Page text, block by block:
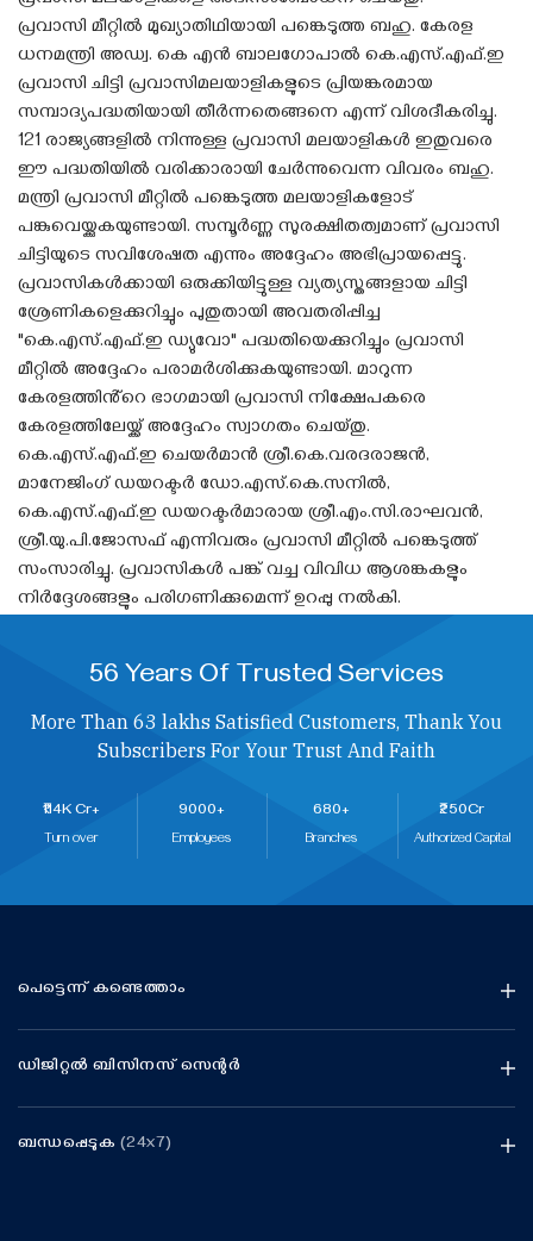
പ്രവാസി മീറ്റിൽ മുഖ്യാതിഥിയായി പങ്കെടുത്ത ബഹു. കേരള
ധനമന്ത്രി അഡ്വ. കെ എൻ ബാലഗോപാൽ കെ.എസ്.എഫ്.ഇ
പ്രവാസി ചിട്ടി പ്രവാസിമലയാളികളുടെ പ്രിയങ്കരമായ
സമ്പാദ്യപദ്ധതിയായി തീർന്നതെങ്ങനെ എന്ന് വിശദീകരിച്ചു.
121 രാജ്യങ്ങളിൽ നിന്നുള്ള പ്രവാസി മലയാളികൾ ഇതുവരെ
ഈ പദ്ധതിയിൽ വരിക്കാരായി ചേർന്നുവെന്ന വിവരം ബഹു.
മന്ത്രി പ്രവാസി മീറ്റിൽ പങ്കെടുത്ത മലയാളികളോട്
പങ്കുവെയ്ക്കുകയുണ്ടായി. സമ്പൂർണ്ണ സുരക്ഷിതത്വമാണ് പ്രവാസി
ചിട്ടിയുടെ സവിശേഷത എന്നും അദ്ദേഹം അഭിപ്രായപ്പെട്ടു.
പ്രവാസികൾക്കായി ഒരുക്കിയിട്ടുള്ള വ്യത്യസ്തങ്ങളായ ചിട്ടി
ശ്രേണികളെക്കുറിച്ചും പുതുതായി അവതരിപ്പിച്ച
"കെ.എസ്.എഫ്.ഇ ഡ്യുവോ" പദ്ധതിയെക്കുറിച്ചും പ്രവാസി
മീറ്റിൽ അദ്ദേഹം പരാമർശിക്കുകയുണ്ടായി. മാറുന്ന
കേരളത്തിൻ്റെ ഭാഗമായി പ്രവാസി നിക്ഷേപകരെ
കേരളത്തിലേയ്ക്ക് അദ്ദേഹം സ്വാഗതം ചെയ്തു.
കെ.എസ്.എഫ്.ഇ ചെയർമാൻ ശ്രീ.കെ.വരദരാജൻ,
മാനേജിംഗ് ഡയറക്ടർ ഡോ.എസ്.കെ.സനിൽ,
കെ.എസ്.എഫ്.ഇ ഡയറക്ടർമാരായ ശ്രീ.എം.സി.രാഘവൻ,
ശ്രീ.യു.പി.ജോസഫ് എന്നിവരും പ്രവാസി മീറ്റിൽ പങ്കെടുത്ത്
സംസാരിച്ചു. പ്രവാസികൾ പങ്ക് വച്ച വിവിധ ആശങ്കകളും
നിർദ്ദേശങ്ങളും പരിഗണിക്കുമെന്ന് ഉറപ്പു നൽകി.
56 Years Of Trusted Services
More Than 63 lakhs Satisfied Customers, Thank You
Subscribers For Your Trust And Faith
₹114K Cr+
Turn over
9000+
Employees
680+
Branches
₹250Cr
Authorized Capital
പെട്ടെന്ന് കണ്ടെത്താം
ഡിജിറ്റൽ ബിസിനസ് സെന്റർ
ബന്ധപ്പെടുക (24x7)